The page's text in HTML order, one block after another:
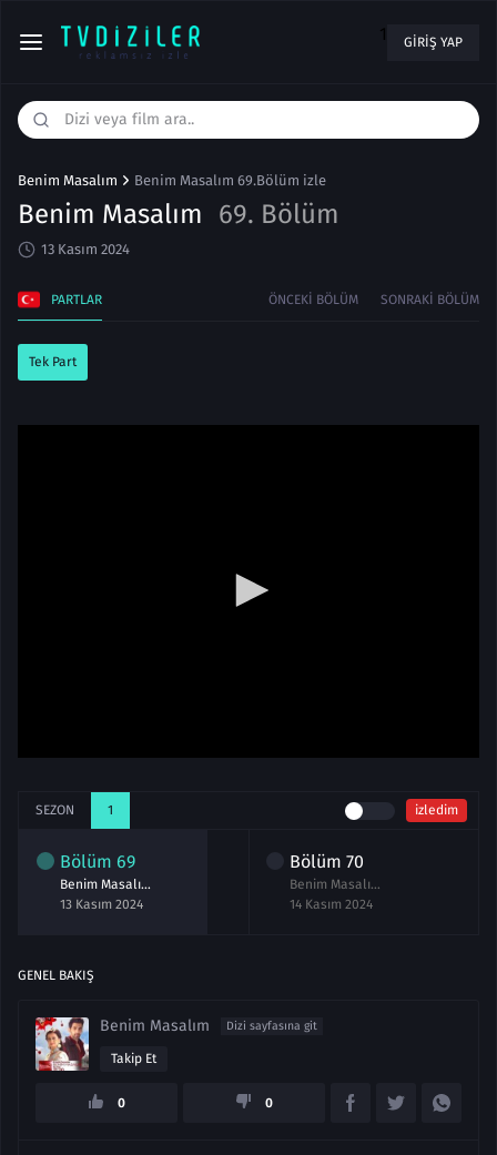
1 GIRIŞ YAP
Benim Masalım Benim Masalım 69.Bölüm izle
Benim Masalım 69. Bölüm
13 Kasım 2024
PARTLAR ÖNCEKI BÖLÜM SONRAKI BÖLÜM
Tek Part
SEZON 1 izledim
Bölüm 69
Benim Masalım 69.Bölüm izle
13 Kasım 2024
Bölüm 70
Benim Masalım 70.Bölüm izle
14 Kasım 2024
GENEL BAKIŞ
Benim Masalım Dizi sayfasına git
Takip Et
0 0